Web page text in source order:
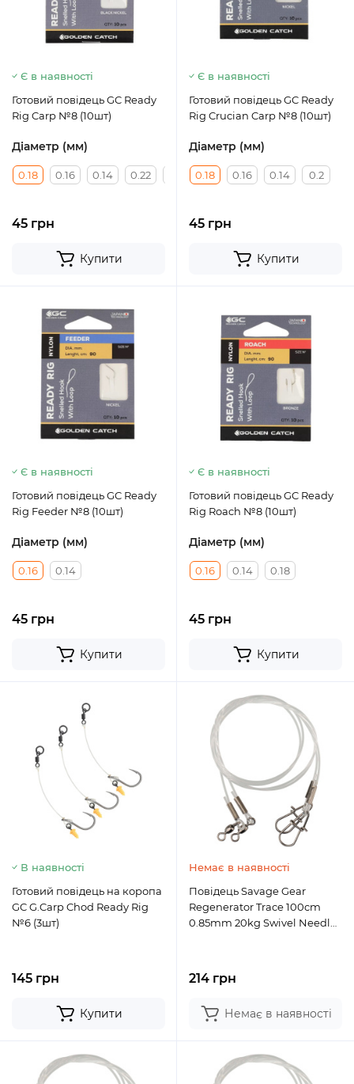
Є в наявності
Готовий повідець GC Ready
Rig Carp №8 (10шт)
Діаметр (мм)
0.18 0.16 0.14 0.22
45 грн
Купити
Є в наявності
Готовий повідець GC Ready
Rig Crucian Carp №8 (10шт)
Діаметр (мм)
0.18 0.16 0.14 0.2
45 грн
Купити
Є в наявності
Готовий повідець GC Ready
Rig Feeder №8 (10шт)
Діаметр (мм)
0.16 0.14
45 грн
Купити
Є в наявності
Готовий повідець GC Ready
Rig Roach №8 (10шт)
Діаметр (мм)
0.16 0.14 0.18
45 грн
Купити
В наявності
Готовий повідець на коропа
GC G.Carp Chod Ready Rig
№6 (3шт)
145 грн
Купити
Немає в наявності
Повідець Savage Gear
Regenerator Trace 100cm
0.85mm 20kg Swivel Needle
214 грн
Немає в наявності